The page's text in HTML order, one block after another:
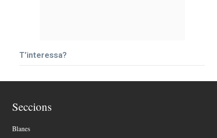
T’interessa?
Seccions
Blanes